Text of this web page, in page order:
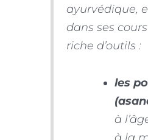
ayurvédique,
dans ses
riche d’outils :
les
à
à la